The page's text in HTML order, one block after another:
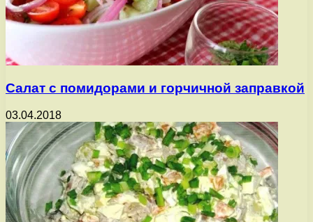
Салат с помидорами и горчичной заправкой
03.04.2018